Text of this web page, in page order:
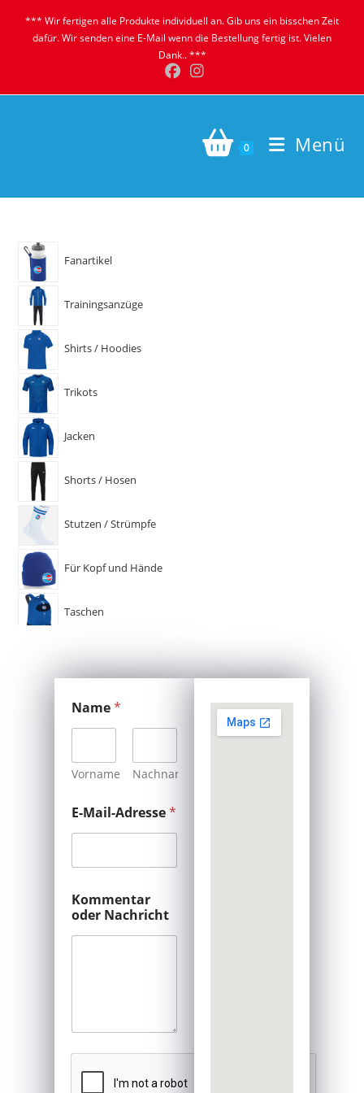
*** Wir fertigen alle Produkte individuell an. Gib uns ein bisschen Zeit
dafür. Wir senden eine E-Mail wenn die Bestellung fertig ist. Vielen
Dank.. ***
0 Menü
Fanartikel
Trainingsanzüge
Shirts / Hoodies
Trikots
Jacken
Shorts / Hosen
Stutzen / Strümpfe
Für Kopf und Hände
Taschen
Name*
Vorname Nachname
a
m
N
c
h
r
i
e
E-Mail-Adresse*
Kommentar
oder Nachricht